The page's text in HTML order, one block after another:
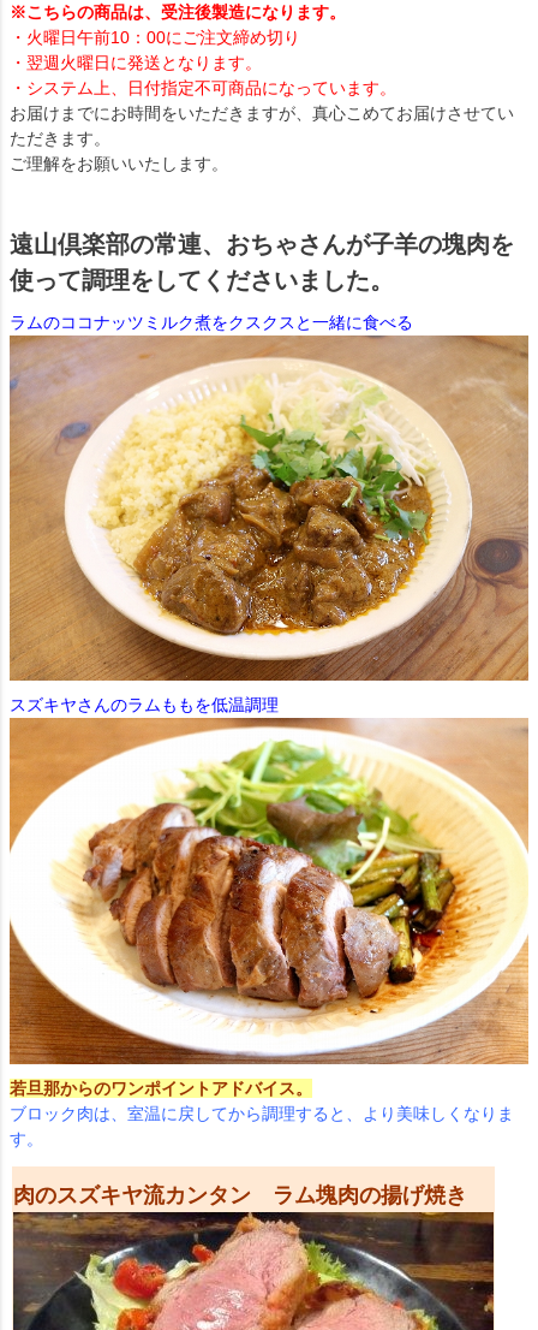
※こちらの商品は、受注後製造になります。
・火曜日午前10：00にご注文締め切り
・翌週火曜日に発送となります。
・システム上、日付指定不可商品になっています。
お届けまでにお時間をいただきますが、真心こめてお届けさせてい
ただきます。
ご理解をお願いいたします。
遠山倶楽部の常連、おちゃさんが子羊の塊肉を
使って調理をしてくださいました。
ラムのココナッツミルク煮をクスクスと一緒に食べる
スズキヤさんのラムももを低温調理
若旦那からのワンポイントアドバイス。
ブロック肉は、室温に戻してから調理すると、より美味しくなりま
す。
肉のスズキヤ流カンタン ラム塊肉の揚げ焼き